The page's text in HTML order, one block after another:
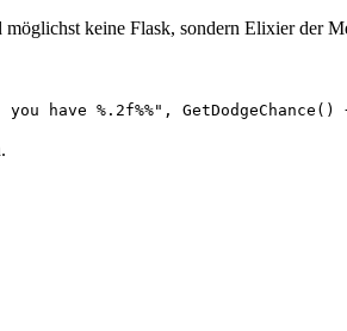
keine Flask, sondern Elixier der
have %.2f%%",